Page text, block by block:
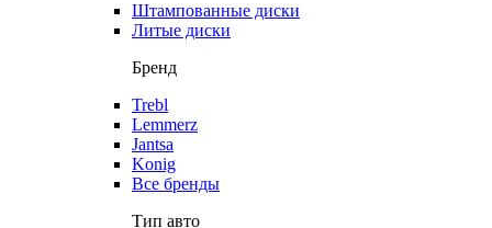
Штампованные диски
Литые диски
Бренд
Trebl
Lemmerz
Jantsa
Konig
Все бренды
Тип авто